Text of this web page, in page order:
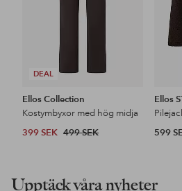
DEAL
Ellos Collection
Kostymbyxor med hög midja
399 SEK 499 SEK
Ellos
599
Upptäck våra nyheter